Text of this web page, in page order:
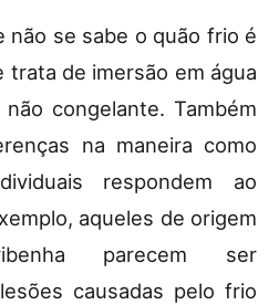
não se sabe o quão frio é
de imersão em água
congelante. Também
na maneira como
respondem ao
aqueles de origem
parecem ser
causadas pelo frio